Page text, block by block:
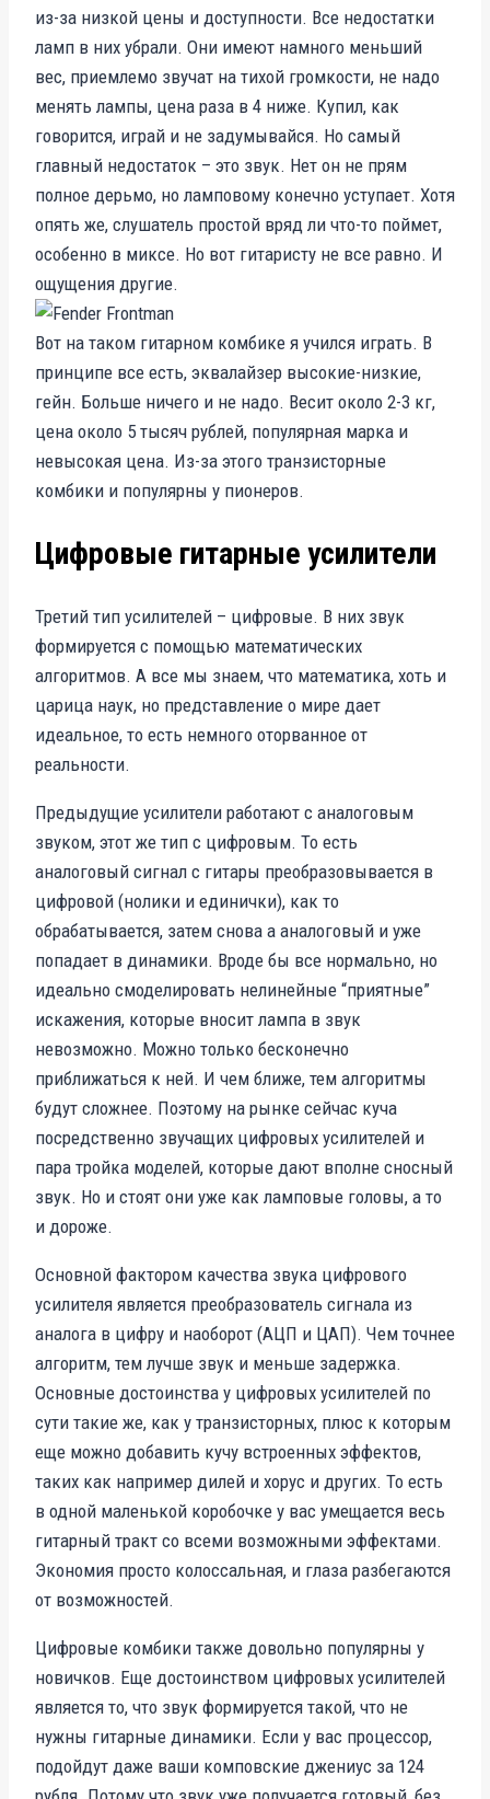
из-за низкой цены и доступности. Все недостатки
ламп в них убрали. Они имеют намного меньший
вес, приемлемо звучат на тихой громкости, не надо
менять лампы, цена раза в 4 ниже. Купил, как
говорится, играй и не задумывайся. Но самый
главный недостаток – это звук. Нет он не прям
полное дерьмо, но ламповому конечно уступает. Хотя
опять же, слушатель простой вряд ли что-то поймет,
особенно в миксе. Но вот гитаристу не все равно. И
ощущения другие.
Вот на таком гитарном комбике я учился играть. В
принципе все есть, эквалайзер высокие-низкие,
гейн. Больше ничего и не надо. Весит около 2-3 кг,
цена около 5 тысяч рублей, популярная марка и
невысокая цена. Из-за этого транзисторные
комбики и популярны у пионеров.
Цифровые гитарные усилители
Третий тип усилителей – цифровые. В них звук
формируется с помощью математических
алгоритмов. А все мы знаем, что математика, хоть и
царица наук, но представление о мире дает
идеальное, то есть немного оторванное от
реальности.
Предыдущие усилители работают с аналоговым
звуком, этот же тип с цифровым. То есть
аналоговый сигнал с гитары преобразовывается в
цифровой (нолики и единички), как то
обрабатывается, затем снова а аналоговый и уже
попадает в динамики. Вроде бы все нормально, но
идеально смоделировать нелинейные “приятные”
искажения, которые вносит лампа в звук
невозможно. Можно только бесконечно
приближаться к ней. И чем ближе, тем алгоритмы
будут сложнее. Поэтому на рынке сейчас куча
посредственно звучащих цифровых усилителей и
пара тройка моделей, которые дают вполне сносный
звук. Но и стоят они уже как ламповые головы, а то
и дороже.
Основной фактором качества звука цифрового
усилителя является преобразователь сигнала из
аналога в цифру и наоборот (АЦП и ЦАП). Чем точнее
алгоритм, тем лучше звук и меньше задержка.
Основные достоинства у цифровых усилителей по
сути такие же, как у транзисторных, плюс к которым
еще можно добавить кучу встроенных эффектов,
таких как например дилей и хорус и других. То есть
в одной маленькой коробочке у вас умещается весь
гитарный тракт со всеми возможными эффектами.
Экономия просто колоссальная, и глаза разбегаются
от возможностей.
Цифровые комбики также довольно популярны у
новичков. Еще достоинством цифровых усилителей
является то, что звук формируется такой, что не
нужны гитарные динамики. Если у вас процессор,
подойдут даже ваши комповские джениус за 124